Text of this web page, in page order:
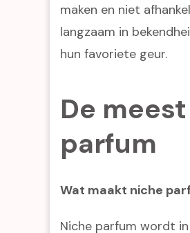
maken en niet
langzaam in
hun favoriete geur.
De
parfum
Wat maakt niche
Niche parfum wordt